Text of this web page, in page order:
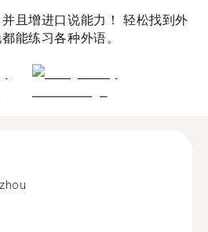
且增进口说能力！ 轻松找到外
能练习各种外语。